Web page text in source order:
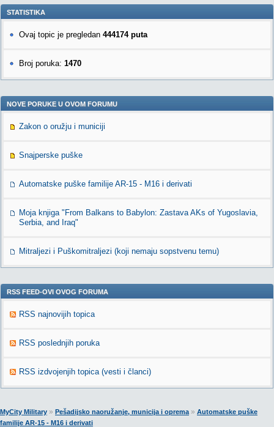
STATISTIKA
Ovaj topic je pregledan 444174 puta
Broj poruka: 1470
NOVE PORUKE U OVOM FORUMU
Zakon o oružju i municiji
Snajperske puške
Automatske puške familije AR-15 - M16 i derivati
Moja knjiga "From Balkans to Babylon: Zastava AKs of Yugoslavia,
Serbia, and Iraq"
Mitraljezi i Puškomitraljezi (koji nemaju sopstvenu temu)
RSS FEED-OVI OVOG FORUMA
RSS najnovijih topica
RSS poslednjih poruka
RSS izdvojenjih topica (vesti i članci)
MyCity Military » Pešadijsko naoružanje, municija i oprema» Automatske puške
familije AR-15 - M16 i derivati